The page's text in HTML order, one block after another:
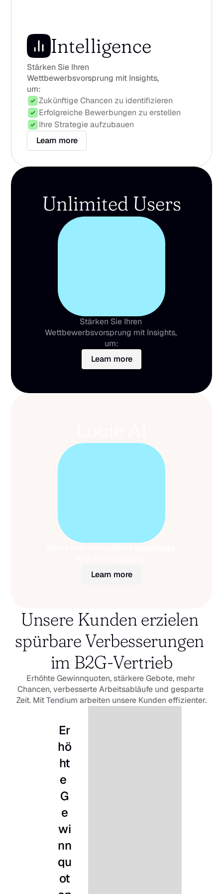
Intelligence
Stärken Sie Ihren
Wettbewerbsvorsprung mit Insights,
um:
Zukünftige Chancen zu identifizieren
Erfolgreiche Bewerbungen zu erstellen
Ihre Strategie aufzubauen
Learn more
Unlimited Users
Stärken Sie Ihren
Wettbewerbsvorsprung mit Insights,
um:
Learn more
Learn more
Unsere Kunden erzielen
spürbare Verbesserungen
im B2G-Vertrieb
Erhöhte Gewinnquoten, stärkere Gebote, mehr
Chancen, verbesserte Arbeitsabläufe und gesparte
Zeit. Mit Tendium arbeiten unsere Kunden effizienter.
Er
hö
ht
e
G
e
wi
nn
qu
ot